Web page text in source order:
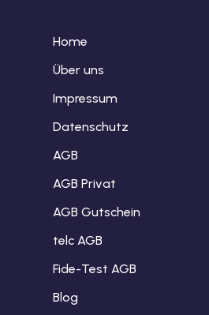
Home
Über uns
Impressum
Datenschutz
AGB
AGB Privat
AGB Gutschein
telc AGB
Fide-Test AGB
Blog